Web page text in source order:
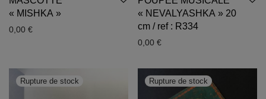
« MISHKA »
0,00 €
« NEVALYASHKA » 20
cm / ref : R334
0,00 €